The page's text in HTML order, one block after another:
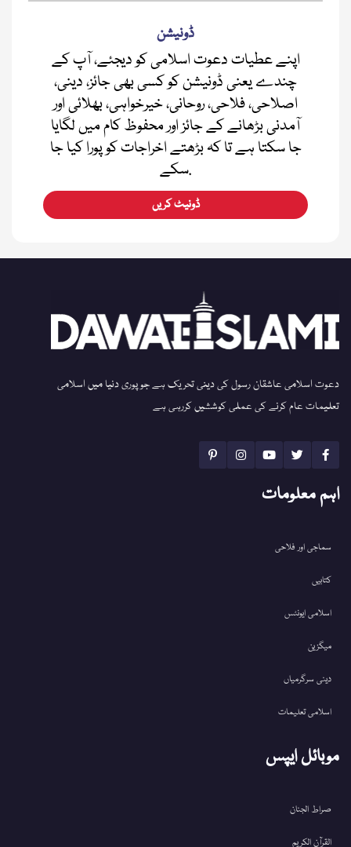
ڈونیشن
اپنے عطیات دعوت اسلامی کو دیجئے، آپ کے
چندے یعنی ڈونیشن کو کسی بھی جائز، دینی،
اصلاحی، فلاحی، روحانی، خیرخواہی، بھلائی اور
آمدنی بڑھانے کے جائز اور محفوظ کام میں لگایا
جا سکتا ہے تا کہ بڑھتے اخراجات کو پورا کیا جا
سکے.
ڈونیٹ کریں
دعوت اسلامی عاشقان رسول کی دینی تحریک ہے جو پوری دنیا میں اسلامی
تعلیمات عام کرنے کی عملی کوششیں کررہی ہے
اہم معلومات
سماجی اور فلاحی
کتابیں
اسلامی ایونٹس
میگزین
دینی سرگرمیاں
اسلامی تعلیمات
موبائل ایپس
صراط الجنان
القرآن الکریم